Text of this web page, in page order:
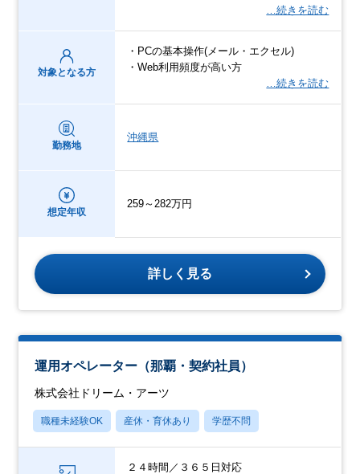
…続きを読む
対象となる方
・PCの基本操作(メール・エクセル)
・Web利用頻度が高い方
…続きを読む
勤務地
沖縄県
想定年収
259～282万円
詳しく見る
運用オペレーター（那覇・契約社員）
株式会社ドリーム・アーツ
職種未経験OK 産休・育休あり 学歴不問
２４時間／３６５日対応